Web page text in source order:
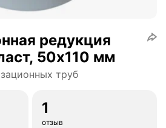
редукция
50х110 мм
труб
1
отзыв